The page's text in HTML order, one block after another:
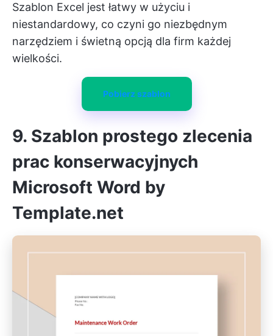
Szablon Excel jest łatwy w użyciu i
niestandardowy, co czyni go niezbędnym
narzędziem i świetną opcją dla firm każdej
wielkości.
Pobierz szablon
9. Szablon prostego zlecenia
prac konserwacyjnych
Microsoft Word by
Template.net